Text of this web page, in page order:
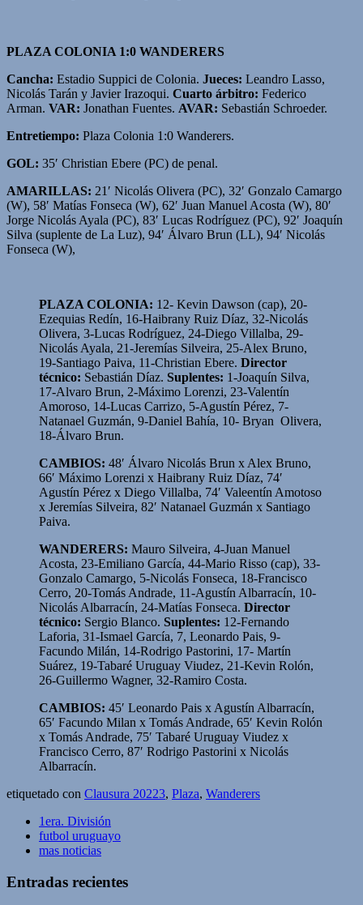
PLAZA COLONIA 1:0 WANDERERS
Cancha: Estadio Suppici de Colonia. Jueces: Leandro Lasso,
Nicolás Tarán y Javier Irazoqui. Cuarto árbitro: Federico
Arman. VAR: Jonathan Fuentes. AVAR: Sebastián Schroeder.
Entretiempo: Plaza Colonia 1:0 Wanderers.
GOL: 35′ Christian Ebere (PC) de penal.
AMARILLAS: 21′ Nicolás Olivera (PC), 32′ Gonzalo Camargo
(W), 58′ Matías Fonseca (W), 62′ Juan Manuel Acosta (W), 80′
Jorge Nicolás Ayala (PC), 83′ Lucas Rodríguez (PC), 92′ Joaquín
Silva (suplente de La Luz), 94′ Álvaro Brun (LL), 94′ Nicolás
Fonseca (W),
PLAZA COLONIA: 12- Kevin Dawson (cap), 20-
Ezequias Redín, 16-Haibrany Ruiz Díaz, 32-Nicolás
Olivera, 3-Lucas Rodríguez, 24-Diego Villalba, 29-
Nicolás Ayala, 21-Jeremías Silveira, 25-Alex Bruno,
19-Santiago Paiva, 11-Christian Ebere. Director
técnico: Sebastián Díaz. Suplentes: 1-Joaquín Silva,
17-Alvaro Brun, 2-Máximo Lorenzi, 23-Valentín
Amoroso, 14-Lucas Carrizo, 5-Agustín Pérez, 7-
Natanael Guzmán, 9-Daniel Bahía, 10- Bryan Olivera,
18-Álvaro Brun.
CAMBIOS: 48′ Álvaro Nicolás Brun x Alex Bruno,
66′ Máximo Lorenzi x Haibrany Ruiz Díaz, 74′
Agustín Pérez x Diego Villalba, 74′ Valeentín Amotoso
x Jeremías Silveira, 82′ Natanael Guzmán x Santiago
Paiva.
WANDERERS: Mauro Silveira, 4-Juan Manuel
Acosta, 23-Emiliano García, 44-Mario Risso (cap), 33-
Gonzalo Camargo, 5-Nicolás Fonseca, 18-Francisco
Cerro, 20-Tomás Andrade, 11-Agustín Albarracín, 10-
Nicolás Albarracín, 24-Matías Fonseca. Director
técnico: Sergio Blanco. Suplentes: 12-Fernando
Laforia, 31-Ismael García, 7, Leonardo Pais, 9-
Facundo Milán, 14-Rodrigo Pastorini, 17- Martín
Suárez, 19-Tabaré Uruguay Viudez, 21-Kevin Rolón,
26-Guillermo Wagner, 32-Ramiro Costa.
CAMBIOS: 45′ Leonardo Pais x Agustín Albarracín,
65′ Facundo Milan x Tomás Andrade, 65′ Kevin Rolón
x Tomás Andrade, 75′ Tabaré Uruguay Viudez x
Francisco Cerro, 87′ Rodrigo Pastorini x Nicolás
Albarracín.
etiquetado con Clausura 20223, Plaza, Wanderers
1era. División
futbol uruguayo
mas noticias
Entradas recientes